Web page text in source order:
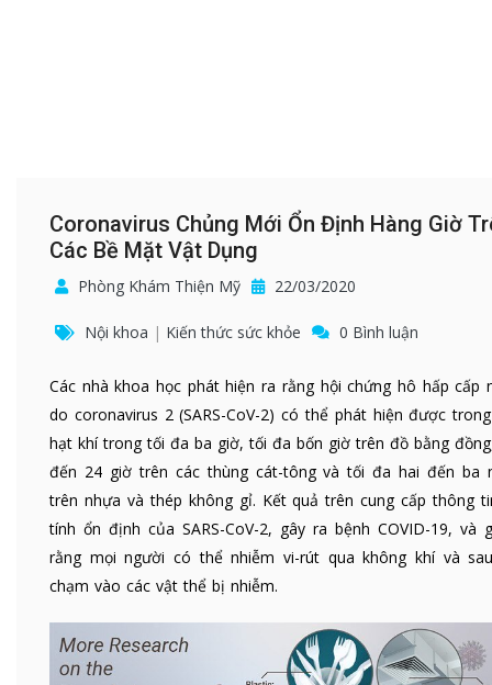
Coronavirus Chủng Mới Ổn Định Hàng Giờ
Các Bề Mặt Vật Dụng
Phòng Khám Thiện Mỹ 22/03/2020
Nội khoa | Kiến thức sức khỏe 0 Bình luận
Các nhà khoa học phát hiện ra rằng hội chứng hô hấp cấp
do coronavirus 2 (SARS-CoV-2) có thể phát hiện được
hạt khí trong tối đa ba giờ, tối đa bốn giờ trên đồ bằng
đến 24 giờ trên các thùng cát-tông và tối đa hai đến ba
trên nhựa và thép không gỉ. Kết quả trên cung cấp thông
tính ổn định của SARS-CoV-2, gây ra bệnh COVID-19, và
rằng mọi người có thể nhiễm vi-rút qua không khí và
chạm vào các vật thể bị nhiễm.